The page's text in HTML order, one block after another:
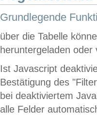
Grundlegende
über die Tabelle
heruntergeladen oder
Ist Javascript
Bestätigung des
bei deaktiviertem
alle Felder